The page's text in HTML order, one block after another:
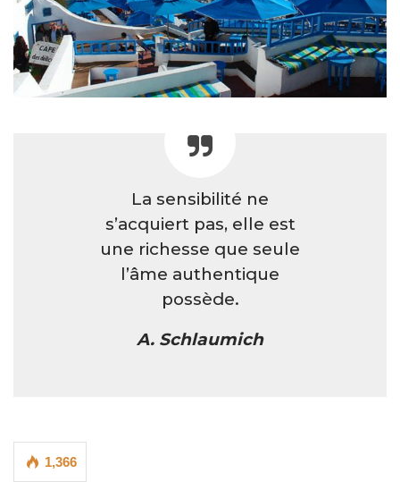
La sensibilité ne
s’acquiert pas, elle est
une richesse que seule
l’âme authentique
possède.
A. Schlaumich
1,366